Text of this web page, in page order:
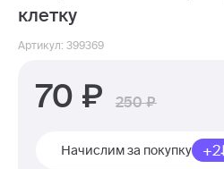
клетку
Артикул: 399369
70 250
Начислим за покупку +2